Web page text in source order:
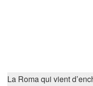
La Roma qui vient